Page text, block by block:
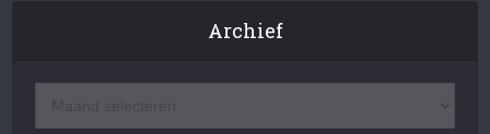
Archief